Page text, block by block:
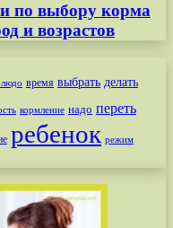
по выбору корма
и возрастов
время выбрать делать
кормление надо переть
ребенок режим